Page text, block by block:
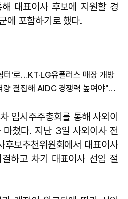
대표이사 후보에 지원할 경
에 포함하기로 했다.
터'로…KT·LG유플러스 매장 개방
박윤영 KT 대표 "그룹 역량 결집해 AIDC 경쟁력 높여야"…목동 KT클라우드 방문
임시주주총회를 통해 사외이
쳤다. 지난 3일 사외이사 전
보추천위원회에서 대표이사
하고 차기 대표이사 선임 절